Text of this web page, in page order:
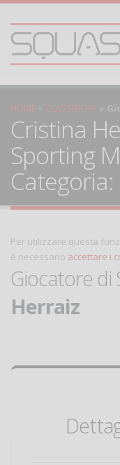
HOME CLASSIFICHE
Cristina
Sporting
Categoria:
Per utilizzare questa
è necessario accettare i
Giocatore di
Herraiz